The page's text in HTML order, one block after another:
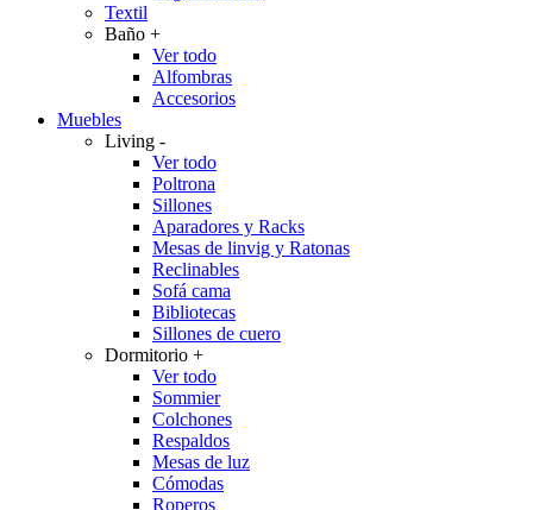
Textil
Baño +
Ver todo
Alfombras
Accesorios
Muebles
Living -
Ver todo
Poltrona
Sillones
Aparadores y Racks
Mesas de linvig y Ratonas
Reclinables
Sofá cama
Bibliotecas
Sillones de cuero
Dormitorio +
Ver todo
Sommier
Colchones
Respaldos
Mesas de luz
Cómodas
Roperos